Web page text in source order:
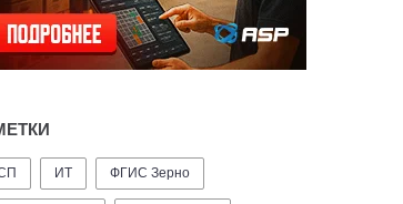
ИТ ФГИС Зерно